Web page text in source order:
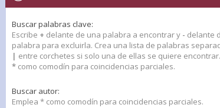
Buscar palabras clave:
Escribe + delante de una palabra a encontrar y - delante
palabra para excluirla. Crea una lista de palabras
| entre corchetes si solo una de ellas se quiere
* como comodín para coincidencias parciales.
Buscar autor:
Emplea * como comodín para coincidencias parciales.